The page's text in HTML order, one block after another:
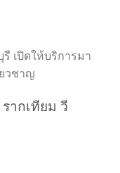
เปิดให้บริการมา
วชาญ
ากเทียม วี